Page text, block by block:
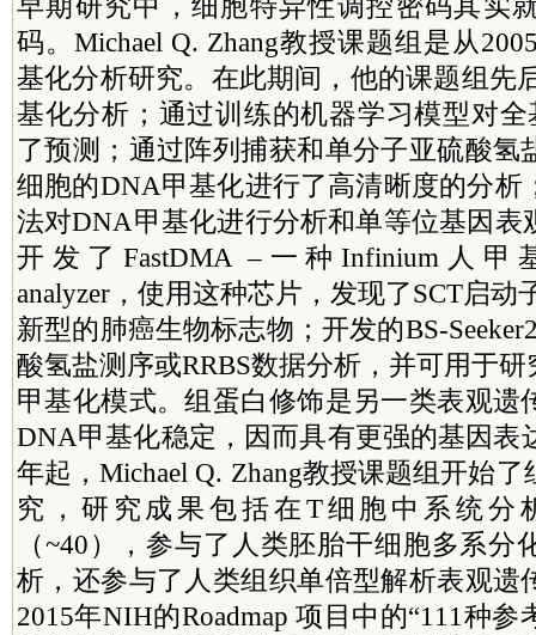
早期研究中，细胞特异性调控密码其实
码。Michael Q. Zhang教授课题组是从
基化分析研究。在此期间，他的课题组先
基化分析；通过训练的机器学习模型对全
了预测；通过阵列捕获和单分子亚硫酸氢
细胞的DNA甲基化进行了高清晰度的分析
法对DNA甲基化进行分析和单等位基因表
开发了FastDMA –一种Infinium人甲
analyzer，使用这种芯片，发现了SCT启
新型的肺癌生物标志物；开发的BS-
酸氢盐测序或RRBS数据分析，并可用于
甲基化模式。组蛋白修饰是另一类表观遗
DNA甲基化稳定，因而具有更强的基因表
年起，Michael Q. Zhang教授课题组开始
究，研究成果包括在T细胞中系统分
（~40），参与了人类胚胎干细胞多系分
析，还参与了人类组织单倍型解析表观遗
2015年NIH的Roadmap 项目中的“111种